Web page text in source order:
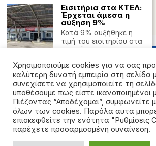
Powered with by Hostville”)
©2026 - All rights reserved.
αναδημοσίευση χωρίς προηγούμενη
Χρησιμοποιούμε cookies για να σας
καλύτερη δυνατή εμπειρία στη σελίδα
συνεχίσετε να χρησιμοποιείτε τη
υποθέσουμε πως είστε ικανοποιημένοι
Πιέζοντας “Αποδέχομαι”, συμφωνείτε
όλων των cookies. Παρόλα αυτα
επισκεφθείτε την ενότητα "Ρυθμίσεις
παρέχετε προσαρμοσμένη συναίνεση.
Εισιτήρια στα ΚΤΕΛ:
Έρχεται άμεσα η
αύξηση 9%
Κατά 9% αυξήθηκε η
τιμή του εισιτηρίου στα
αστικά και
Δήμος Πάργας:
Ολοκλήρωση
Προγραμμάτων
Κατάρτισης στην
Ελαιοκομία και τη
Μελισσοκομία
Σε ιδιαίτερα θετικό
κλίμα
πραγματοποιήθηκε